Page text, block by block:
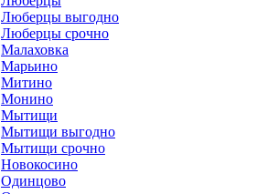
Люберцы выгодно
Люберцы срочно
Малаховка
Марьино
Митино
Монино
Мытищи
Мытищи выгодно
Мытищи срочно
Новокосино
Одинцово